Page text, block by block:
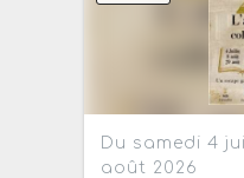
Du samedi 4
août 2026